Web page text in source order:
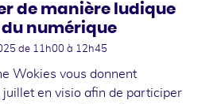
de manière ludique
du numérique
de 11h00 à 12h45
Wokies vous donnent
juillet en visio afin de participer